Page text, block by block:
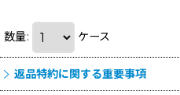
数量: ケース
返品特約に関する重要事項